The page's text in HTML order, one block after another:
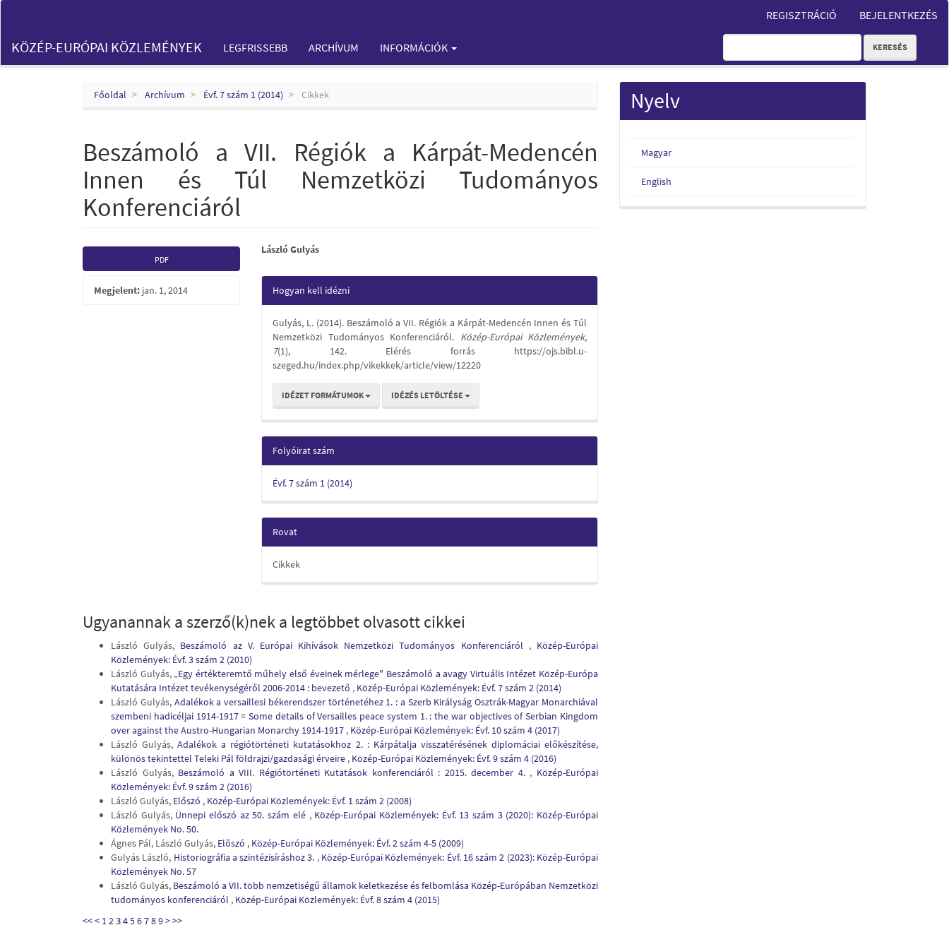
Content
Sidebar
REGISZTRÁCIÓ BEJELENTKEZÉS
KÖZÉP-EURÓPAI KÖZLEMÉNYEK LEGFRISSEBB ARCHÍVUM INFORMÁCIÓK KERESÉS
Főoldal Archívum Évf. 7 szám 1 (2014) Cikkek
Beszámoló a VII. Régiók a Kárpát-Medencén
Innen és Túl Nemzetközi Tudományos
Konferenciáról
Article
Sidebar
PDF
Megjelent: jan. 1, 2014
Main
Article
Content
László Gulyás
Article
Details
Hogyan kell idézni
Gulyás, L. (2014). Beszámoló a VII. Régiók a Kárpát-Medencén Innen és Túl
Nemzetközi Tudományos Konferenciáról. Közép-Európai Közlemények,
7(1), 142. Elérés forrás https://ojs.bibl.u-
szeged.hu/index.php/vikekkek/article/view/12220
IDÉZET FORMÁTUMOK IDÉZÉS LETÖLTÉSE
Folyóirat szám
Évf. 7 szám 1 (2014)
Rovat
Cikkek
Ugyanannak a szerző(k)nek a legtöbbet olvasott cikkei
László Gulyás, Beszámoló az V. Európai Kihívások Nemzetközi Tudományos Konferenciáról , Közép-Európai
Közlemények: Évf. 3 szám 2 (2010)
László Gulyás, „Egy értékteremtő műhely első éveinek mérlege" Beszámoló a avagy Virtuális Intézet Közép-Európa
Kutatására Intézet tevékenységéről 2006-2014 : bevezető , Közép-Európai Közlemények: Évf. 7 szám 2 (2014)
László Gulyás, Adalékok a versaillesi békerendszer történetéhez 1. : a Szerb Királyság Osztrák-Magyar Monarchiával
szembeni hadicéljai 1914-1917 = Some details of Versailles peace system 1. : the war objectives of Serbian Kingdom
over against the Austro-Hungarian Monarchy 1914-1917 , Közép-Európai Közlemények: Évf. 10 szám 4 (2017)
László Gulyás,Adalékok a régiótörténeti kutatásokhoz 2. : Kárpátalja visszatérésének diplomáciai előkészítése,
különös tekintettel Teleki Pál földrajzi/gazdasági érveire , Közép-Európai Közlemények: Évf. 9 szám 4 (2016)
László Gulyás, Beszámoló a VIII. Régiótörténeti Kutatások konferenciáról : 2015. december 4. , Közép-Európai
Közlemények: Évf. 9 szám 2 (2016)
László Gulyás, Előszó , Közép-Európai Közlemények: Évf. 1 szám 2 (2008)
László Gulyás, Ünnepi előszó az 50. szám elé , Közép-Európai Közlemények: Évf. 13 szám 3 (2020): Közép-Európai
Közlemények No. 50.
Ágnes Pál, László Gulyás, Előszó , Közép-Európai Közlemények: Évf. 2 szám 4-5 (2009)
Gulyás László, Historiográfia a szintézisíráshoz 3. , Közép-Európai Közlemények: Évf. 16 szám 2 (2023): Közép-Európai
Közlemények No. 57
László Gulyás, Beszámoló a VII. több nemzetiségű államok keletkezése és felbomlása Közép-Európában Nemzetközi
tudományos konferenciáról , Közép-Európai Közlemények: Évf. 8 szám 4 (2015)
<<< 123456789>>>
Nyelv
Magyar
English